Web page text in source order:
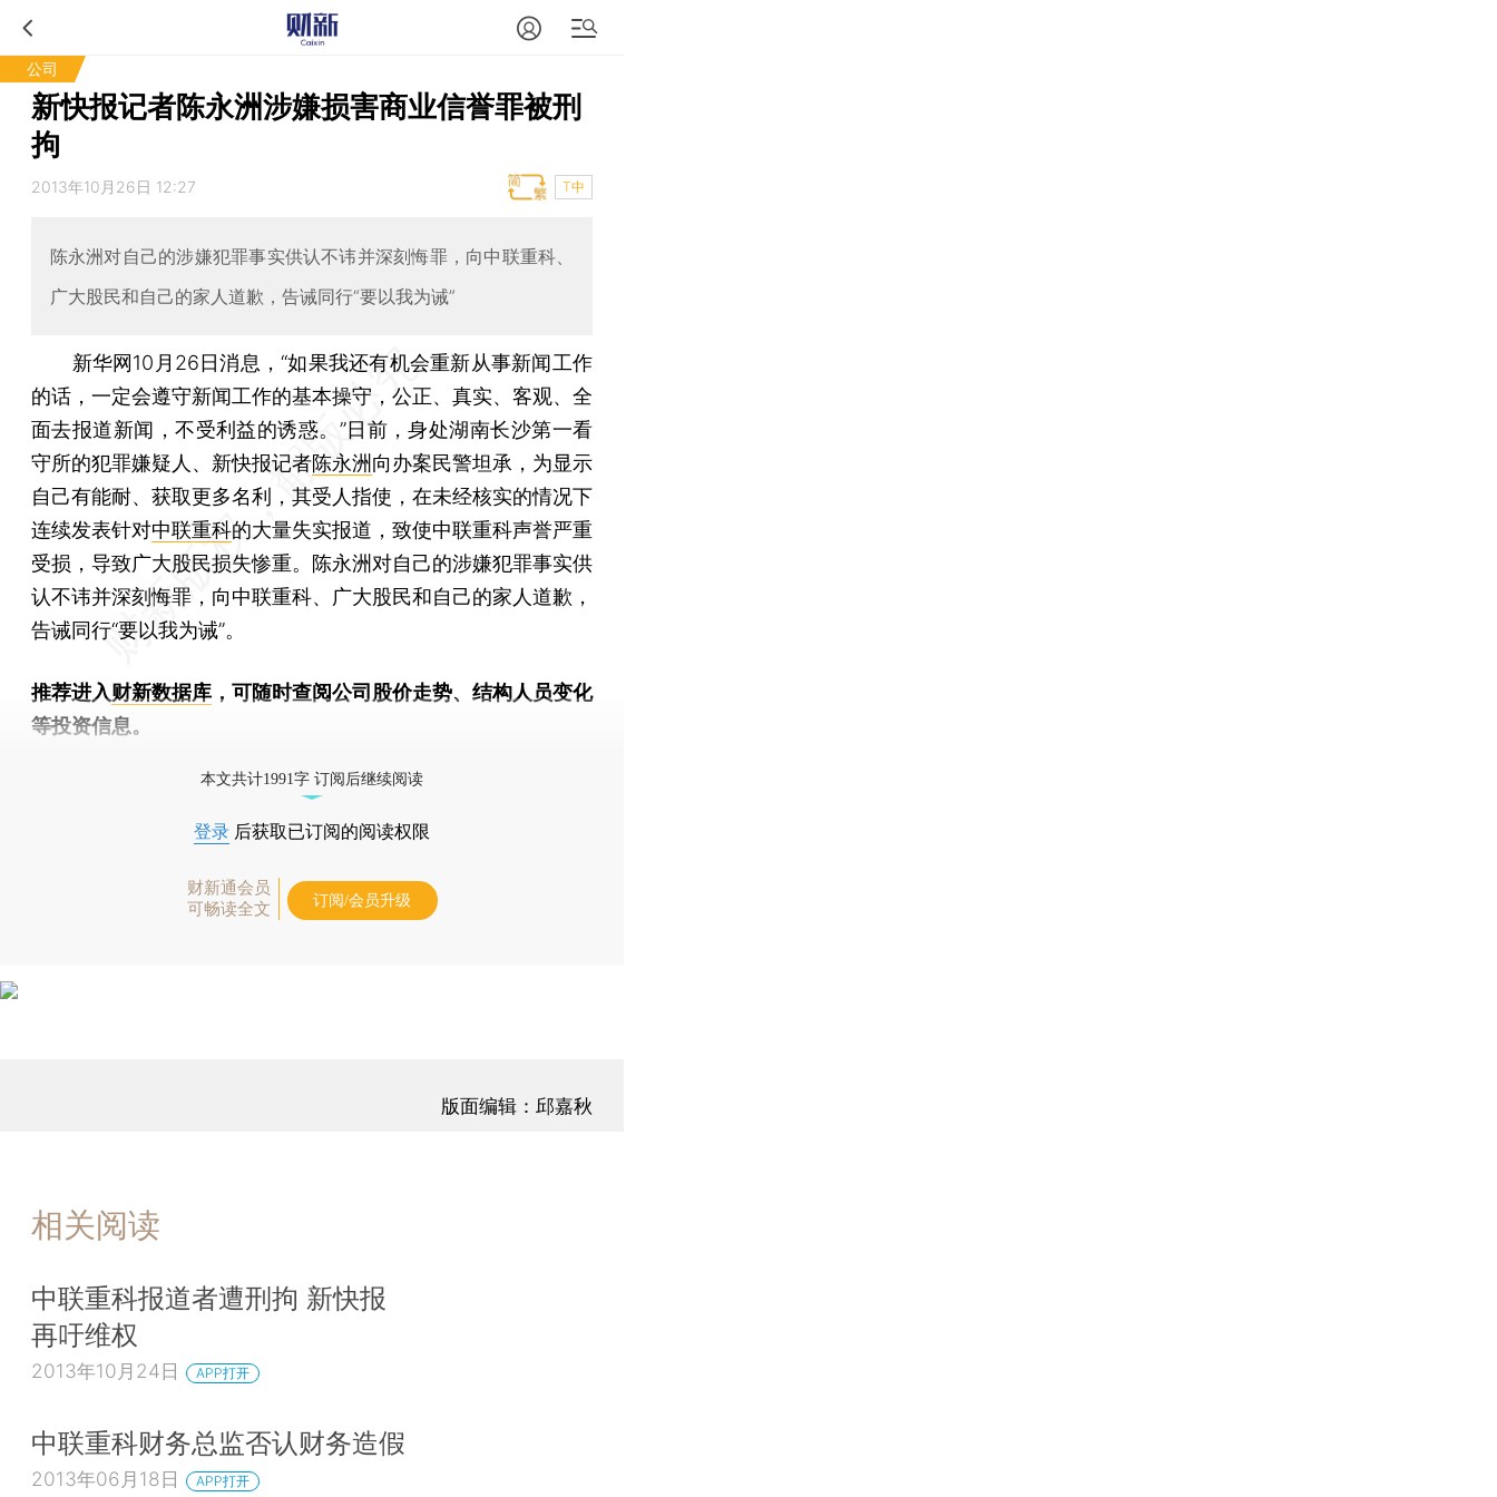
公司
新快报记者陈永洲涉嫌损害商业信誉罪被刑
拘
2013年10月26日 12:27 T中
陈永洲对自己的涉嫌犯罪事实供认不讳并深刻悔罪，向中联重科、
广大股民和自己的家人道歉，告诫同行“要以我为诫”
新华网10月26日消息，“如果我还有机会重新从事新闻工作
的话，一定会遵守新闻工作的基本操守，公正、真实、客观、全
面去报道新闻，不受利益的诱惑。”日前，身处湖南长沙第一看
守所的犯罪嫌疑人、新快报记者陈永洲向办案民警坦承，为显示
自己有能耐、获取更多名利，其受人指使，在未经核实的情况下
连续发表针对中联重科的大量失实报道，致使中联重科声誉严重
受损，导致广大股民损失惨重。陈永洲对自己的涉嫌犯罪事实供
认不讳并深刻悔罪，向中联重科、广大股民和自己的家人道歉，
告诫同行“要以我为诫”。
推荐进入财新数据库 ，可随时查阅公司股价走势、结构人员变化
等投资信息。
本文共计1991字 订阅后继续阅读
登录 后获取已订阅的阅读权限
财新通会员
可畅读全文
订阅/会员升级
版面编辑：邱嘉秋
相关阅读
中联重科报道者遭刑拘 新快报
再吁维权
2013年10月24日 APP打开
中联重科财务总监否认财务造假
2013年06月18日 APP打开